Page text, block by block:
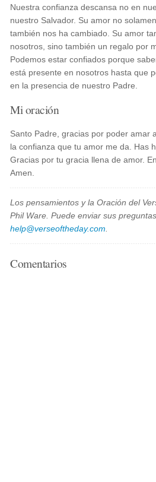
Nuestra confianza descansa no en
nuestro Salvador. Su amor no
también nos ha cambiado. Su amor
nosotros, sino también un regalo por
Podemos estar confiados porque
está presente en nosotros hasta que
en la presencia de nuestro Padre.
Mi oración
Santo Padre, gracias por poder amar
la confianza que tu amor me da. Has
Gracias por tu gracia llena de amor.
Amen.
Los pensamientos y la Oración del
Phil Ware. Puede enviar sus
help@verseoftheday.com
Comentarios